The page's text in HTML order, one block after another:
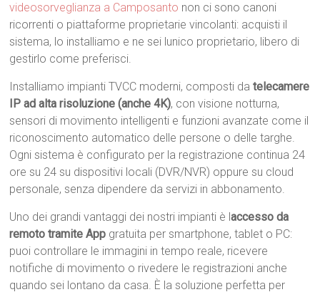
videosorveglianza a Camposanto non ci sono canoni
ricorrenti o piattaforme proprietarie vincolanti: acquisti il
sistema, lo installiamo e ne sei lunico proprietario, libero di
gestirlo come preferisci.
Installiamo impianti TVCC moderni, composti datelecamere
IP ad alta risoluzione (anche 4K), con visione notturna,
sensori di movimento intelligenti e funzioni avanzate come il
riconoscimento automatico delle persone o delle targhe.
Ogni sistema è configurato per la registrazione continua 24
ore su 24 su dispositivi locali (DVR/NVR) oppure su cloud
personale, senza dipendere da servizi in abbonamento.
Uno dei grandi vantaggi dei nostri impianti è laccesso da
remoto tramite App gratuita per smartphone, tablet o PC:
puoi controllare le immagini in tempo reale, ricevere
notifiche di movimento o rivedere le registrazioni anche
quando sei lontano da casa. È la soluzione perfetta per